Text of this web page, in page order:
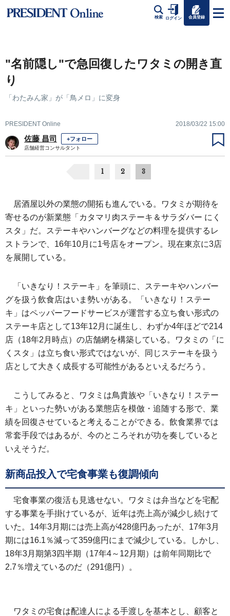
検索 ログイン 会員登録
"名前隠し"で急回復したワタミの開き直
り
「わたみん家」が「鳥メロ」に変身
PRESIDENT Online 2018/03/22 15:00
佐藤 昌司 +フォロー
店舗経営コンサルタント
1 2 3
居酒屋以外の業態の開拓も進んでいる。ワタミが期待を
寄せるのが新業態「カタマリ肉ステーキ＆サラダバー にく
スタ」だ。ステーキやハンバーグなどの料理を提供するレ
ストランで、16年10月に1号店をオープン。現在東京に3店
を展開している。
「いきなり！ステーキ」を筆頭に、ステーキやハンバー
グを扱う飲食店はいま勢いがある。「いきなり！ステー
キ」はペッパーフードサービスが運営する立ち食い形式の
ステーキ店として13年12月に誕生し、わずか4年ほどで214
店（18年2月時点）の店舗網を構築している。ワタミの「に
くスタ」は立ち食い形式ではないが、同じステーキを扱う
店として大きく成長する可能性があるといえるだろう。
こうしてみると、ワタミは鳥貴族や「いきなり！ステー
キ」といった勢いがある業態店を模倣・追随する形で、業
績を回復させていると考えることができる。飲食業界では
常套手段ではあるが、今のところそれが功を奏していると
いえそうだ。
新商品投入で宅食事業も復調傾向
宅食事業の復活も見逃せない。ワタミは弁当などを宅配
する事業を手掛けているが、近年は売上高が減少し続けて
いた。14年3月期には売上高が428億円あったが、17年3月
期には16.1％減って359億円にまで減少している。しかし、
18年3月期第3四半期（17年4～12月期）は前年同期比で
2.7％増えているのだ（291億円）。
ワタミの宅食は配達人による手渡しを基本とし、顧客と